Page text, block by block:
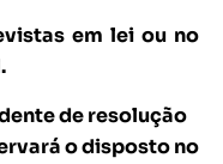
em lei ou no
de resolução
o disposto no